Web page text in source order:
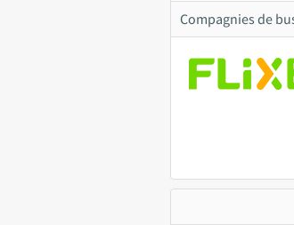
Compagnies de